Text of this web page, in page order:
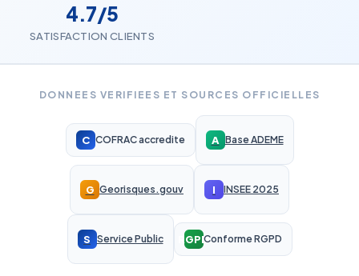
4.7/5
SATISFACTION CLIENTS
DONNEES VERIFIEES ET SOURCES OFFICIELLES
C COFRAC accredite A Base ADEME
G Georisques.gouv I INSEE 2025
S Service Public RGPDConforme RGPD